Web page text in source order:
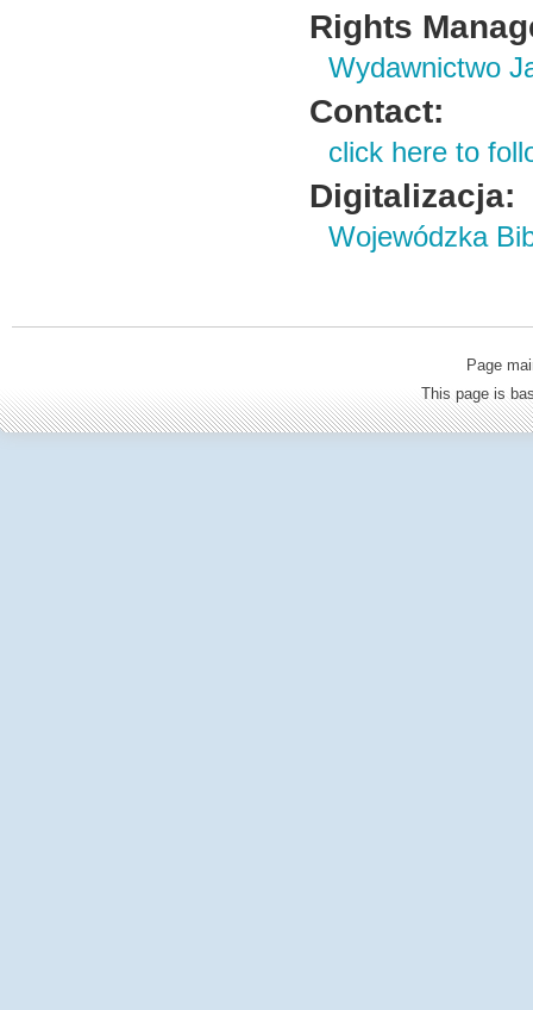
Rights
Wydawnictwo
Contact:
click here to
Digitalizacja:
Wojewódzka
Page
This page is